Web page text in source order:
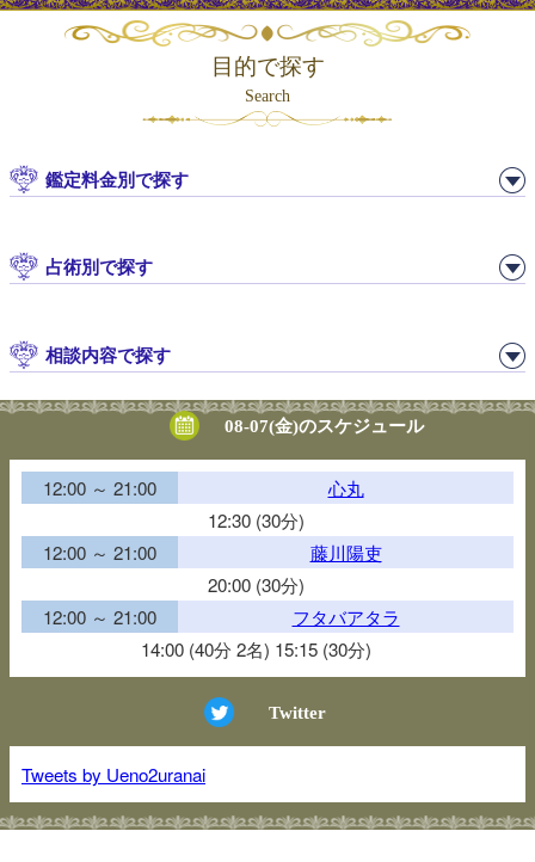
目的で探す
Search
鑑定料金別で探す
占術別で探す
相談内容で探す
08-07(金)のスケジュール
12:00 ～ 21:00
心丸
12:30 (30分)
12:00 ～ 21:00
藤川陽吏
20:00 (30分)
12:00 ～ 21:00
フタバアタラ
14:00 (40分 2名) 15:15 (30分)
Twitter
Tweets by Ueno2uranai